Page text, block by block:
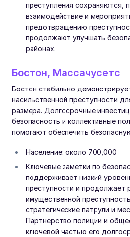
преступления сохраняются,
взаимодействие и
предотвращению
продолжают улучшать
районах.
Бостон, Массачусетс
Бостон стабильно
насильственной преступности
размера. Долгосрочные
безопасность и коллективные
помогают обеспечить
Население: около 700,000
Ключевые заметки по
поддерживает низкий
преступности и продолжает
имущественной
стратегические патрули и
Партнерство полиции и
ключевой частью его